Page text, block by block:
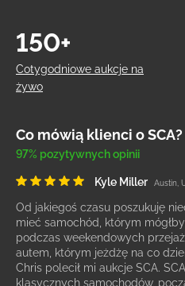
Cotygodniowe aukcje na
żywo
150+
Co mówią klienci o SCA?
97% pozytywnych opinii
Kyle Miller Austin,
Od jakiegoś czasu poszukuję
mieć samochód, którym
podczas weekendowych
autem, którym jeżdżę na co
Chris polecił mi aukcje SCA.
klasycznych samochodów,